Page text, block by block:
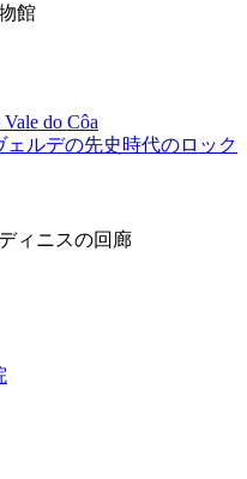
館
do Côa
ルデの先史時代のロック
ィニスの回廊